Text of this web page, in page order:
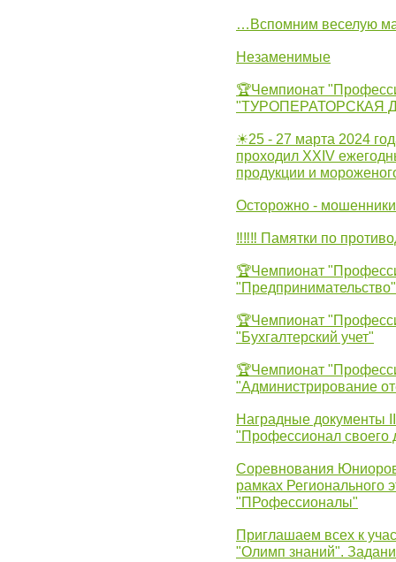
…Вспомним веселую
Незаменимые
🏆Чемпионат
"ТУРОПЕРАТОРСКАЯ
☀25 - 27 марта 2024
проходил XXIV
продукции и
Осторожно -
‼‼‼ Памятки по
🏆Чемпионат
"Предпринимательство"
🏆Чемпионат
"Бухгалтерский учет"
🏆Чемпионат
"Администрирование
Наградные документы
"Профессионал своего
Соревнования
рамках Регионального
"ПРофессионалы"
Приглашаем всех к
"Олимп знаний".